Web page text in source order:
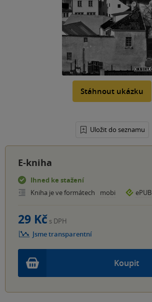
Stáhnout ukázku
Uložit do seznamu
E-kniha
Ihned ke stažení
Kniha je ve formátech
mobi ePUB
Koupit
29 Kč s DPH
Jsme transparentní